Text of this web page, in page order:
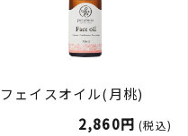
フェイスオイル(月桃)
2,860円 (税込)